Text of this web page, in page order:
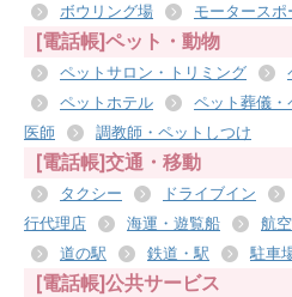
ボウリング場
モータースポ
[電話帳]ペット・動物
ペットサロン・トリミング
ペットホテル
ペット葬儀・
医師
調教師・ペットしつけ
[電話帳]交通・移動
タクシー ドライブイン
行代理店
海運・遊覧船 航
道の駅
鉄道・駅 駐車
[電話帳]公共サービス